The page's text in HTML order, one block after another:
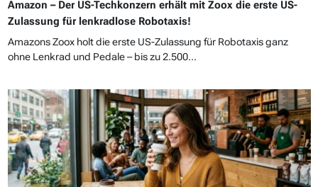
Amazon – Der US-Techkonzern erhält mit Zoox die erste US-
Zulassung für lenkradlose Robotaxis!
Amazons Zoox holt die erste US-Zulassung für Robotaxis ganz
ohne Lenkrad und Pedale – bis zu 2.500...